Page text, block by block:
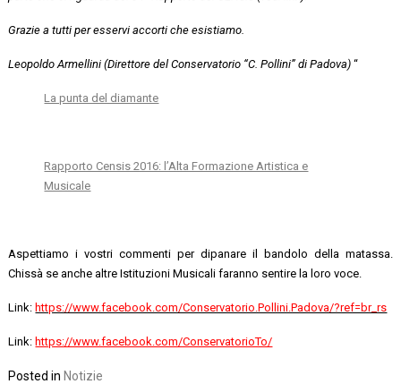
Grazie a tutti per esservi accorti che esistiamo.
Leopoldo Armellini (Direttore del Conservatorio “C. Pollini” di Padova) “
La punta del diamante
Rapporto Censis 2016: l’Alta Formazione Artistica e
Musicale
Aspettiamo i vostri commenti per dipanare il bandolo della matassa.
Chissà se anche altre Istituzioni Musicali faranno sentire la loro voce.
Link: https://www.facebook.com/Conservatorio.Pollini.Padova/?ref=br_rs
Link: https://www.facebook.com/ConservatorioTo/
Posted in Notizie